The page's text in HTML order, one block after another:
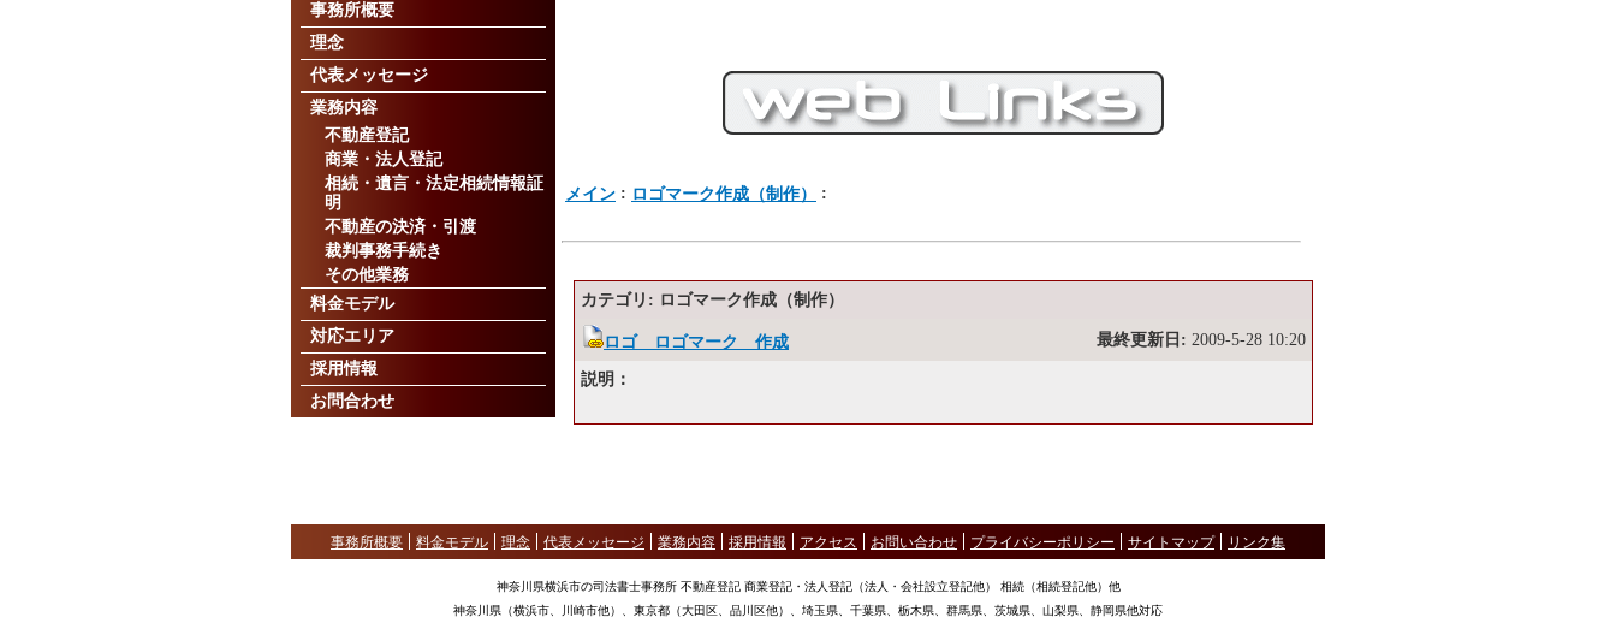
メイン : ロゴマーク作成（制作） :
カテゴリ: ロゴマーク作成（制作）
ロゴ ロゴマーク 作成 最終更新日: 2009-5-28 10:20
説明：
事務所概要
理念
代表メッセージ
業務内容
不動産登記
商業・法人登記
相続・遺言・法定相続情報証
明
不動産の決済・引渡
裁判事務手続き
その他業務
料金モデル
対応エリア
採用情報
お問合わせ
事務所概要 料金モデル 理念 代表メッセージ 業務内容 採用情報 アクセス お問い合わせ プライバシーポリシー サイトマップ リンク集
神奈川県横浜市の司法書士事務所 不動産登記 商業登記・法人登記（法人・会社設立登記他） 相続（相続登記他）他
神奈川県（横浜市、川崎市他）、東京都（大田区、品川区他）、埼玉県、千葉県、栃木県、群馬県、茨城県、山梨県、静岡県他対応